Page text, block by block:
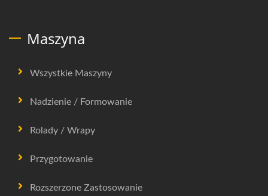
Maszyna
Wszystkie Maszyny
Nadzienie / Formowanie
Rolady / Wrapy
Przygotowanie
Rozszerzone Zastosowanie